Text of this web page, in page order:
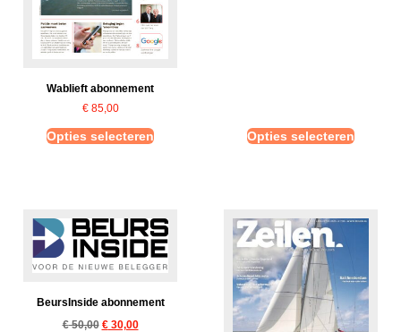
Wablieft abonnement
€85,00
Opties selecteren Opties selecteren
BeursInside abonnement
€50,00 €30,00